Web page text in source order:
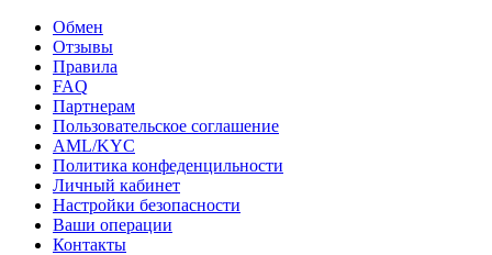
Обмен
Отзывы
Правила
FAQ
Партнерам
Пользовательское соглашение
AML/KYC
Политика конфеденцильности
Личный кабинет
Настройки безопасности
Ваши операции
Контакты